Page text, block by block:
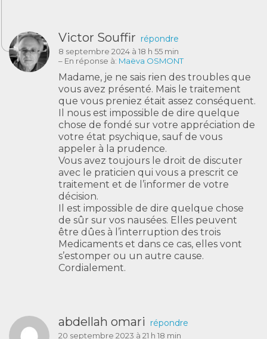
Victor Souffir répondre
8 septembre 2024 à 18 h 55 min
– En réponse à: Maëva OSMONT
Madame, je ne sais rien des troubles que
vous avez présenté. Mais le traitement
que vous preniez était assez conséquent.
Il nous est impossible de dire quelque
chose de fondé sur votre appréciation de
votre état psychique, sauf de vous
appeler à la prudence.
Vous avez toujours le droit de discuter
avec le praticien qui vous a prescrit ce
traitement et de l’informer de votre
décision.
Il est impossible de dire quelque chose
de sûr sur vos nausées. Elles peuvent
être dûes à l’interruption des trois
Medicaments et dans ce cas, elles vont
s’estomper ou un autre cause.
Cordialement.
abdellah omari répondre
20 septembre 2023 à 21 h 18 min